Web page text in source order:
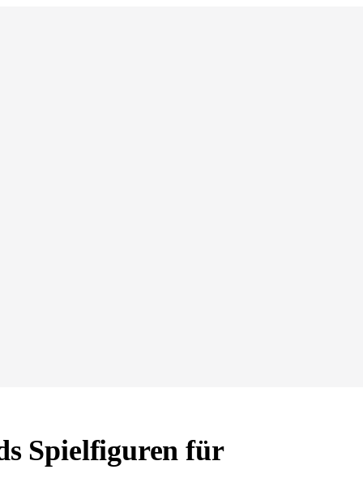
Spielfiguren für